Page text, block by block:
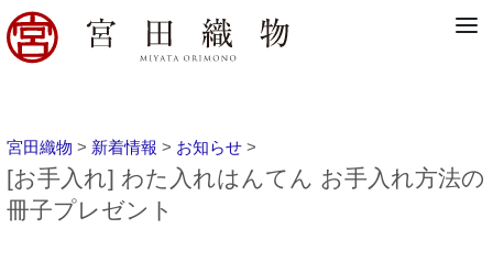
宮田織物 > 新着情報 > お知らせ >
[お手入れ] わた入れはんてん お手入れ方法の
冊子プレゼント